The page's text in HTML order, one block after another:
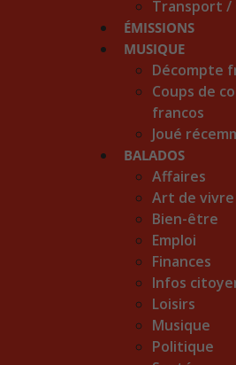
Transport /
ÉMISSIONS
MUSIQUE
Décompte
Coups de
francos
Joué
BALADOS
Affaires
Art de vivre
Bien-être
Emploi
Finances
Infos
Loisirs
Musique
Politique